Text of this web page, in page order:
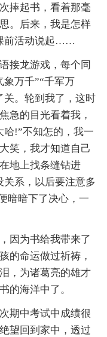
捧起书，看着那毫
。后来，我是怎样
前活动说起……
接龙游戏，每个同
万千”“千军万
。轮到我了，这时
急的目光看着我，
哈!”不知怎的，我一
笑，我才知道自己
地上找条缝钻进
系，以后要注意多
暗暗下了决心，一
因为书给我带来了
的命运做过祈祷，
，为诸葛亮的雄才
的海洋中了。
期中考试中成绩很
望回到家中，透过